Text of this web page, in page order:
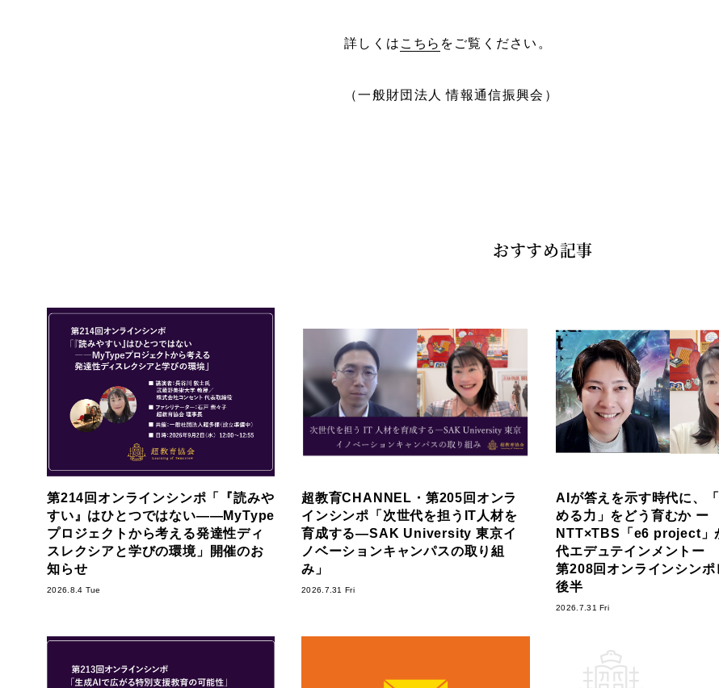
詳しくは こちら をご覧ください。
（一般財団法人 情報通信振興会）
おすすめ記事
第214回オンラインシンポ「『読みや
すい』はひとつではない――MyType
プロジェクトから考える発達性ディ
スレクシアと学びの環境」開催のお
知らせ
2026.8.4 Tue
超教育CHANNEL・第205回オンラ
インシンポ「次世代を担うIT人材を
育成する―SAK University 東京イ
ノベーションキャンパスの取り組
み」
2026.7.31 Fri
AIが答えを示す時代に、
める力」をどう育むか ー
NTT×TBS「e6 project」
代エデュテインメントー
第208回オンラインシンポ
後半
2026.7.31 Fri